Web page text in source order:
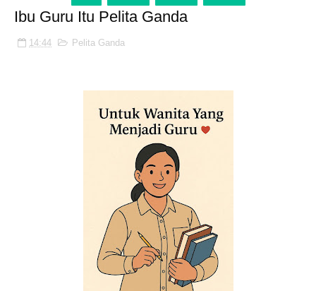
Ibu Guru Itu Pelita Ganda
14:44 Pelita Ganda